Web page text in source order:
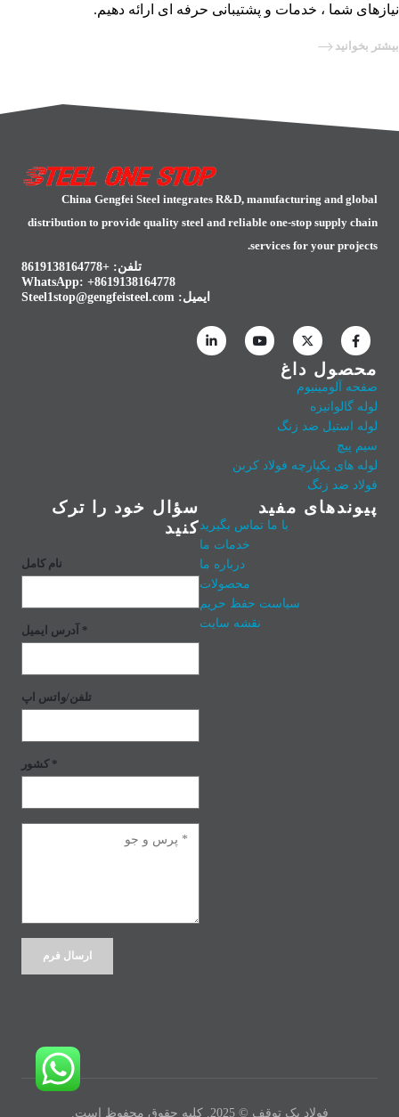
نیازهای شما ، خدمات و پشتیبانی حرفه ای ارائه دهیم.
بیشتر بخوانید
China Gengfei Steel integrates R&D, manufacturing and global
distribution to provide quality steel and reliable one-stop supply chain
services for your projects.
تلفن: +8619138164778
WhatsApp: +8619138164778
ایمیل: Steel1stop@gengfeisteel.com
محصول داغ
صفحه آلومینیوم
لوله گالوانیزه
لوله استیل ضد زنگ
سیم پیچ
لوله های یکپارچه فولاد کربن
فولاد ضد زنگ
پیوندهای مفید
با ما تماس بگیرید
خدمات ما
درباره ما
محصولات
سیاست حفظ حریم
نقشه سایت
سؤال خود را ترک
کنید
نام کامل
آدرس ایمیل *
تلفن/واتس اپ
کشور *
فولاد یک توقف © 2025. کلیه حقوق محفوظ است.